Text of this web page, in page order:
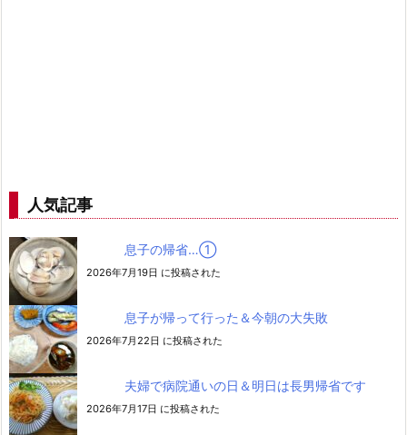
人気記事
息子の帰省…➀
2026年7月19日 に投稿された
息子が帰って行った＆今朝の大失敗
2026年7月22日 に投稿された
夫婦で病院通いの日＆明日は長男帰省です
2026年7月17日 に投稿された